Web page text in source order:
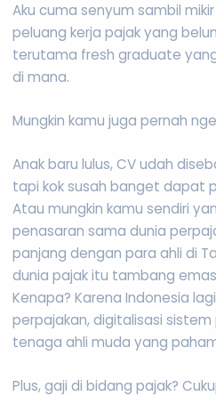
Aku cuma senyum sambil
peluang kerja pajak yang
terutama fresh graduate
di mana.
Mungkin kamu juga pernah
Anak baru lulus, CV udah
tapi kok susah banget dapat
Atau mungkin kamu sendiri
penasaran sama dunia
panjang dengan para ahli di
dunia pajak itu tambang
Kenapa? Karena Indonesia
perpajakan, digitalisasi
tenaga ahli muda yang
Plus, gaji di bidang pajak?